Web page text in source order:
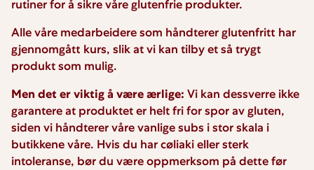
rutiner for å sikre våre glutenfrie produkter.
Alle våre medarbeidere som håndterer glutenfritt har
gjennomgått kurs, slik at vi kan tilby et så trygt
produkt som mulig.
Men det er viktig å være ærlige: Vi kan dessverre ikke
garantere at produktet er helt fri for spor av gluten,
siden vi håndterer våre vanlige subs i stor skala i
butikkene våre. Hvis du har cøliaki eller sterk
intoleranse, bør du være oppmerksom på dette før